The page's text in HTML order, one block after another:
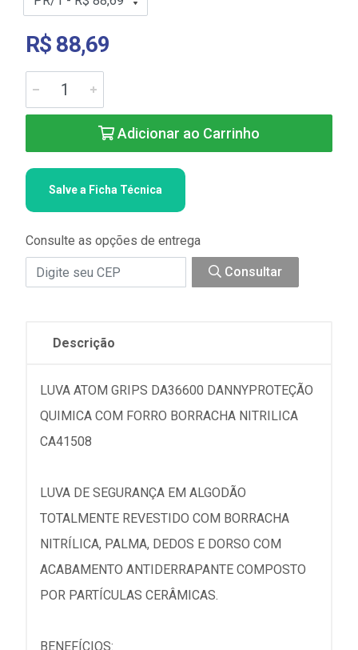
R$ 88,69
Adicionar ao Carrinho
Salve a Ficha Técnica
Consulte as opções de entrega
Consultar
Descrição
LUVA ATOM GRIPS DA36600 DANNYPROTEÇÃO
QUIMICA COM FORRO BORRACHA NITRILICA
CA41508
LUVA DE SEGURANÇA EM ALGODÃO
TOTALMENTE REVESTIDO COM BORRACHA
NITRÍLICA, PALMA, DEDOS E DORSO COM
ACABAMENTO ANTIDERRAPANTE COMPOSTO
POR PARTÍCULAS CERÂMICAS.
BENEFÍCIOS: